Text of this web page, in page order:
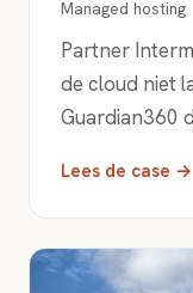
Managed hosting
Partner
de cloud niet
Guardian360
Lees de case →